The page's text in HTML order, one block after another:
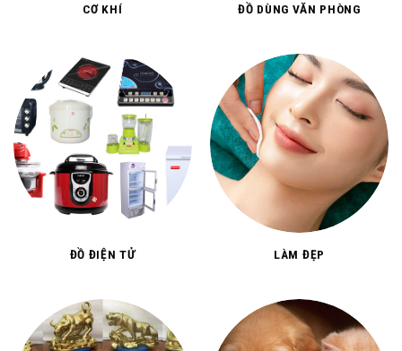
CƠ KHÍ ĐỒ DÙNG VĂN PHÒNG
ĐỒ ĐIỆN TỬ LÀM ĐẸP